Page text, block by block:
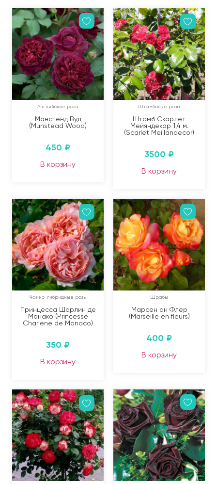
Английские розы
Манстенд Вуд
(Munstead Wood)
450 ₽
В корзину
Штамбовые розы
Штамб Скарлет
Мейяндекор 1,4 м.
(Scarlet Meillandecor)
3500 ₽
В корзину
Чайно-гибридные розы
Принцесса Шарлин де
Монако (Princesse
Charlene de Monaco)
350 ₽
В корзину
Шрабы
Марсен ан Флер
(Marseille en fleurs)
400 ₽
В корзину